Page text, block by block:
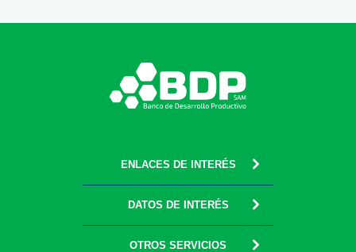
ENLACES DE INTERÉS
DATOS DE INTERÉS
OTROS SERVICIOS